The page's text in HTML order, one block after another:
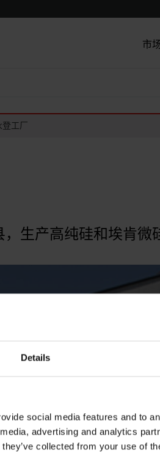
Details
social media features and to
advertising and analytics
collected from your use of
市
登工厂
生产高纯硅和埃肯微